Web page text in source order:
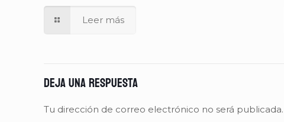
Leer más
Deja una respuesta
Tu dirección de correo electrónico no será publicada.